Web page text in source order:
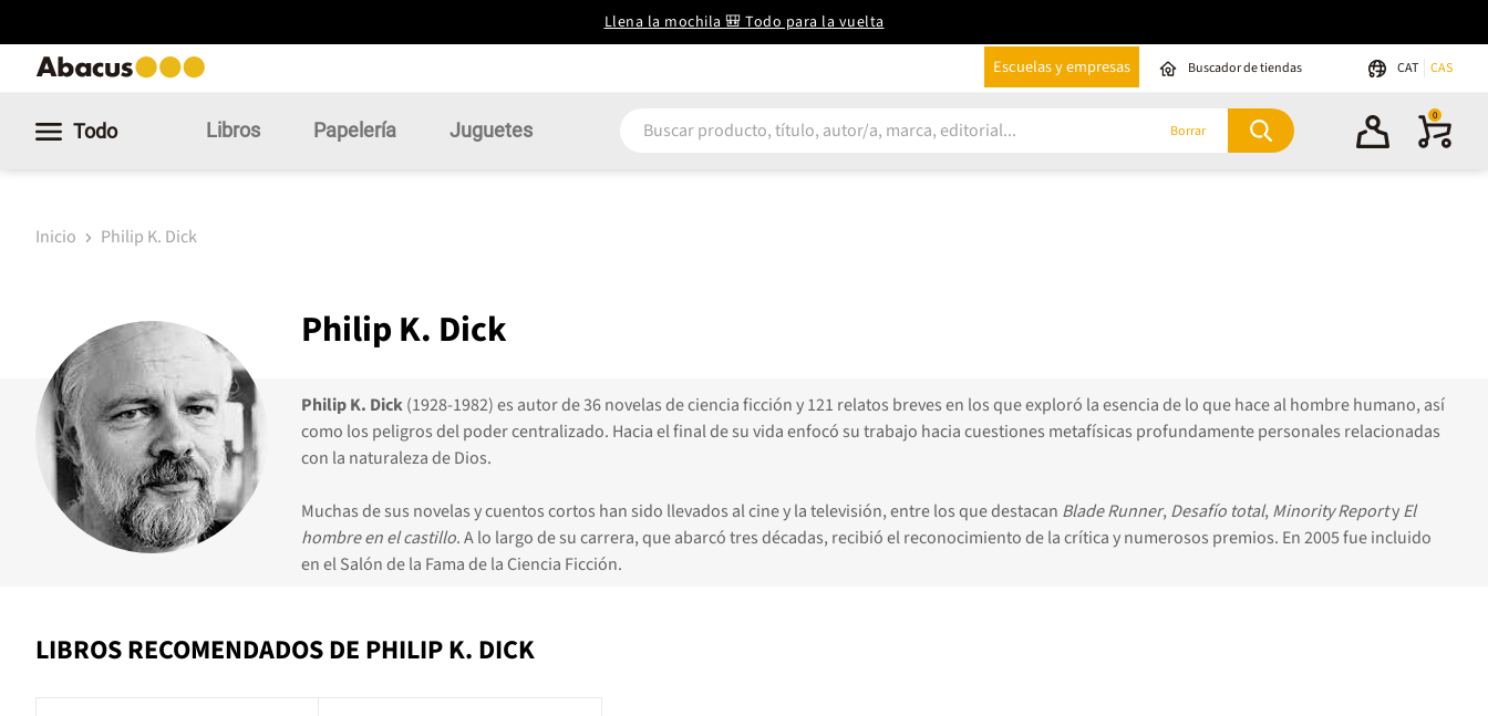
Llena la mochila 🎒 Todo para la vuelta
Escuelas y empresas Buscador de tiendas CAT CAS
Todo Libros Papelería Juguetes Borrar
0
Inicio Philip K. Dick
Philip K. Dick
Philip K. Dick(1928-1982) es autor de 36 novelas de ciencia ficción y 121 relatos breves en los que exploró la esencia de lo que hace al hombre humano, así
como los peligros del poder centralizado. Hacia el final de su vida enfocó su trabajo hacia cuestiones metafísicas profundamente personales relacionadas
con la naturaleza de Dios.
Muchas de sus novelas y cuentos cortos han sido llevados al cine y la televisión, entre los que destacan Blade Runner, Desafío total, Minority ReportyEl
hombre en el castillo. A lo largo de su carrera, que abarcó tres décadas, recibió el reconocimiento de la crítica y numerosos premios. En 2005 fue incluido
en el Salón de la Fama de la Ciencia Ficción.
LIBROS RECOMENDADOS DE PHILIP K. DICK